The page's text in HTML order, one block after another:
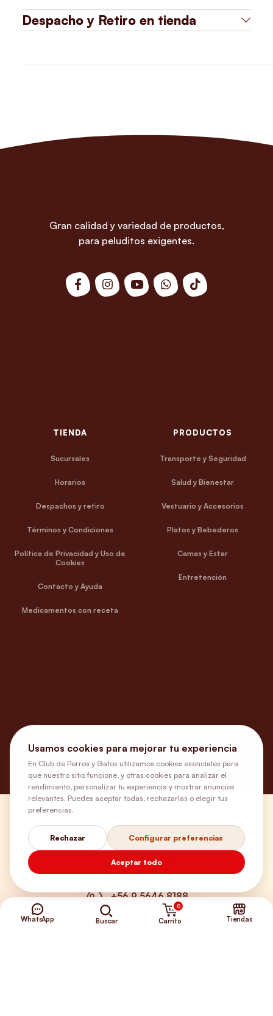
Despacho y Retiro en tienda
Gran calidad y variedad de productos,
para peluditos exigentes.
TIENDA
Sucursales
Horarios
Despachos y retiro
Términos y Condiciones
Política de Privacidad y Uso de
Cookies
Contacto y Ayuda
Medicamentos con receta
PRODUCTOS
Transporte y Seguridad
Salud y Bienestar
Vestuario y Accesorios
Platos y Bebederos
Camas y Estar
Entretención
Envíos Gratis
+56 9 5646 8188
WhatsApp Buscar
0
Carrito Tiendas
Usamos cookies para mejorar tu experiencia
En Club de Perros y Gatos utilizamos cookies esenciales para
que nuestro sitio funcione, y otras cookies para analizar el
rendimiento, personalizar tu experiencia y mostrar anuncios
relevantes. Puedes aceptar todas, rechazarlas o elegir tus
preferencias.
Rechazar Configurar preferencias
Aceptar todo